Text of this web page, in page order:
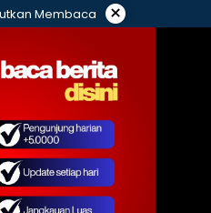
Membaca ×